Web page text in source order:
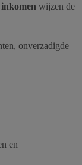
inkomen wijzen de
onverzadigde
en